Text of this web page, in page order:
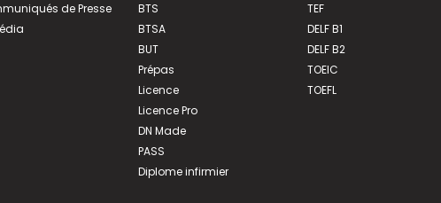
de Presse
BTS
BTSA
BUT
Prépas
Licence
Licence Pro
DN Made
PASS
Diplome infirmier
TEF
DELF B1
DELF B2
TOEIC
TOEFL